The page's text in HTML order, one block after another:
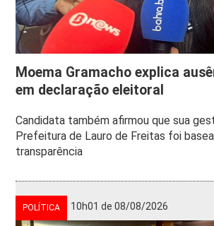
Moema Gramacho explica
em declaração eleitoral
Candidata também afirmou que sua
Prefeitura de Lauro de Freitas foi
transparência
POLÍTICA 10h01 de 08/08/2026